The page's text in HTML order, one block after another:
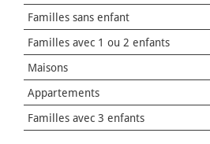
Familles sans enfant
Familles avec 1 ou 2 enfants
Maisons
Appartements
Familles avec 3 enfants